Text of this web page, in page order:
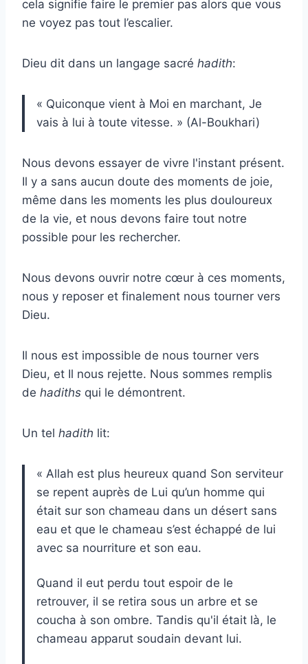
cela signifie faire le premier pas alors que vous
ne voyez pas tout l’escalier.
Dieu dit dans un langage sacré hadith:
« Quiconque vient à Moi en marchant, Je
vais à lui à toute vitesse. » (Al-Boukhari)
Nous devons essayer de vivre l'instant présent.
Il y a sans aucun doute des moments de joie,
même dans les moments les plus douloureux
de la vie, et nous devons faire tout notre
possible pour les rechercher.
Nous devons ouvrir notre cœur à ces moments,
nous y reposer et finalement nous tourner vers
Dieu.
Il nous est impossible de nous tourner vers
Dieu, et Il nous rejette. Nous sommes remplis
de hadiths qui le démontrent.
Un tel hadith lit:
« Allah est plus heureux quand Son serviteur
se repent auprès de Lui qu’un homme qui
était sur son chameau dans un désert sans
eau et que le chameau s’est échappé de lui
avec sa nourriture et son eau.
Quand il eut perdu tout espoir de le
retrouver, il se retira sous un arbre et se
coucha à son ombre. Tandis qu'il était là, le
chameau apparut soudain devant lui.